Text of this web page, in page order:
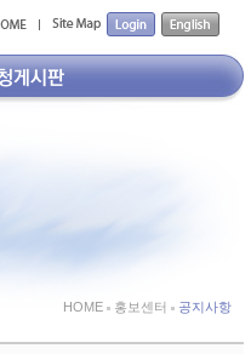
HOME 홍보센터 공지사항